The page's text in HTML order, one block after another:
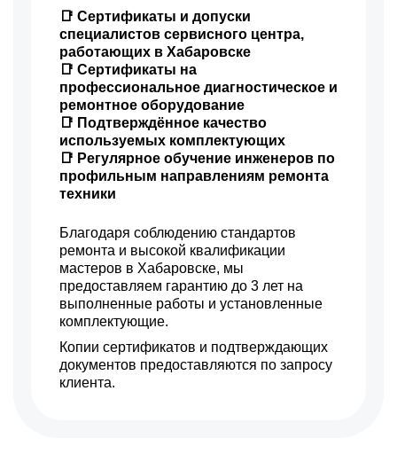
📑 Сертификаты и допуски
специалистов сервисного центра,
работающих в Хабаровске
📑 Сертификаты на
профессиональное диагностическое и
ремонтное оборудование
📑 Подтверждённое качество
используемых комплектующих
📑 Регулярное обучение инженеров по
профильным направлениям ремонта
техники
Благодаря соблюдению стандартов
ремонта и высокой квалификации
мастеров в Хабаровске, мы
предоставляем гарантию до 3 лет на
выполненные работы и установленные
комплектующие.
Копии сертификатов и подтверждающих
документов предоставляются по запросу
клиента.